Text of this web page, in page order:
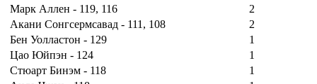
Марк Аллен - 119, 116
2
Акани Сонгсермсавад - 111, 108
2
Бен Уолластон - 129
1
Цао Юйпэн - 124
1
Стюарт Бинэм - 118
1